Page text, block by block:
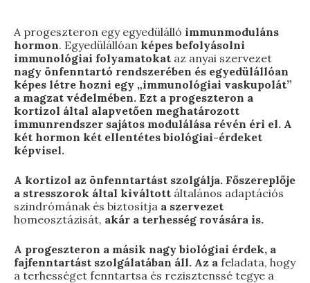
A progeszteron egy egyedülálló immunmoduláns
hormon. Egyedülállóan képes befolyásolni
immunológiai folyamatokat az anyai szervezet
nagy önfenntartó rendszerében és egyedülállóan
képes létre hozni egy „immunológiai vaskupolát”
a magzat védelmében. Ezt a progeszteron a
kortizol által alapvetően meghatározott
immunrendszer sajátos modulálása révén éri el. A
két hormon két ellentétes biológiai-érdeket
képvisel.
A kortizol az önfenntartást szolgálja. Főszereplője
a stresszorok által kiváltott általános adaptációs
szindrómának és biztosítja a szervezet
homeosztázisát, akár a terhesség rovására is.
A progeszteron a másik nagy biológiai érdek, a
fajfenntartást szolgálatában áll. Az a feladata, hogy
a terhességet fenntartsa és rezisztenssé tegye a